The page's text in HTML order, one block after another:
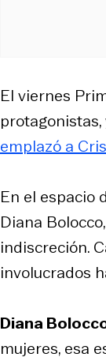
El viernes
emplazó a
En el espacio
Diana
indiscreción.
involucrados
Diana
mujeres, esa